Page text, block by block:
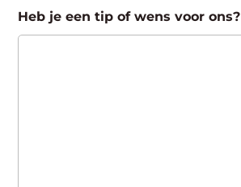
Heb je een tip of wens voor ons?